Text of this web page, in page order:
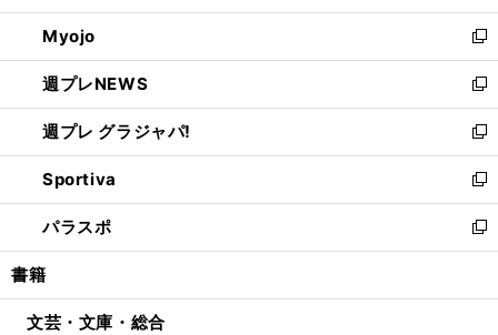
開
く
ウ
で
開
く
ン
ド
ウ
で
開
く
ウ
ィ
ン
ド
ウ
で
開
く
Myojo
新
し
い
ウ
ィ
ン
ド
ウ
で
開
週プレNEWS
新
し
い
ウ
ィ
ン
ド
ウ
開
週プレ グラジャパ!
新
し
い
ウ
ィ
ン
ウ
Sportiva
新
し
い
ウ
ン
パラスポ
新
し
ウ
書籍
文芸・文庫・総合